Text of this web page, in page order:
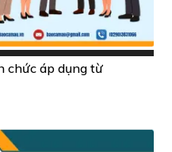
chức áp dụng từ